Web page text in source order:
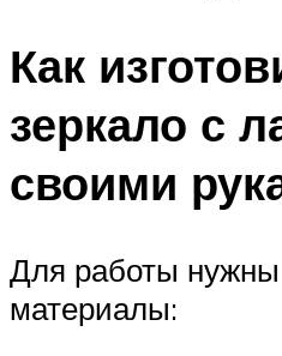
Как
зеркало с
своими
Для работы
материалы: